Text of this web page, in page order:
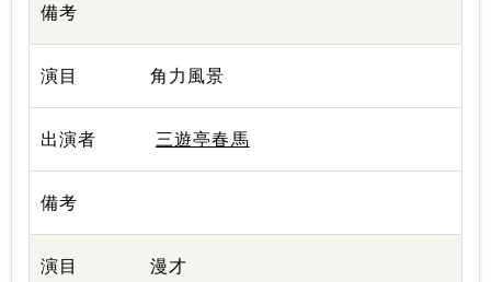
角力風景
三遊亭春馬
漫才